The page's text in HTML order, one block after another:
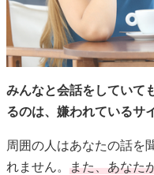
みんなと会話をしていて
るのは、嫌われているサ
周囲の人はあなたの話を
れません。 また、あなた